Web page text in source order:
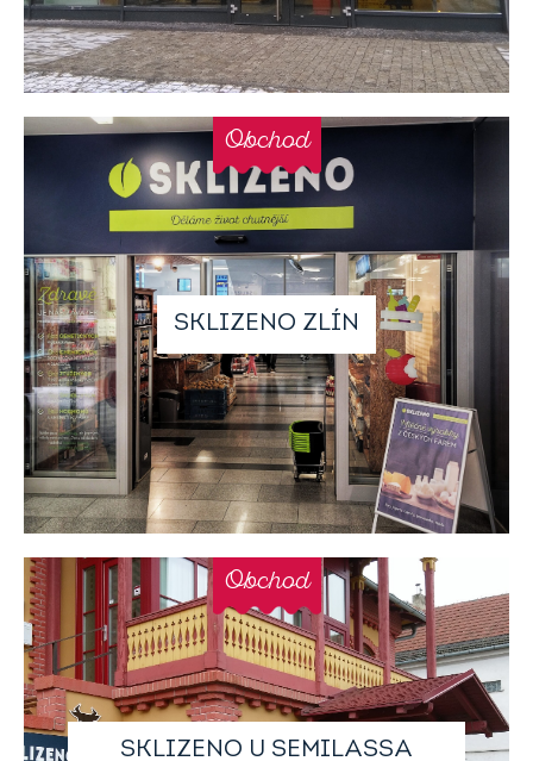
SKLIZENO ZLÍN
Obchod
SKLIZENO U SEMILASSA
Obchod